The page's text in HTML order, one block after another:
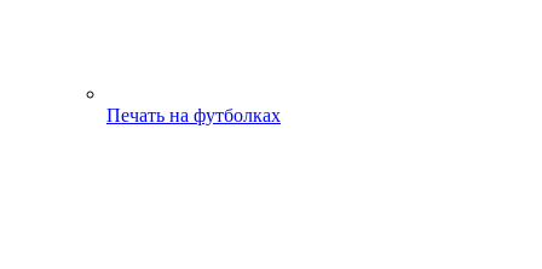
Печать на футболках